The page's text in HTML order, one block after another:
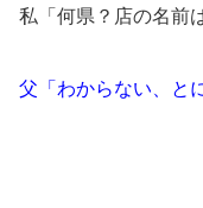
私「何県？店の名前
父「わからない、と